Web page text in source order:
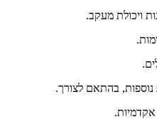
ויכולת מעקב.
בהתאם לצורך.
אקדמיות.